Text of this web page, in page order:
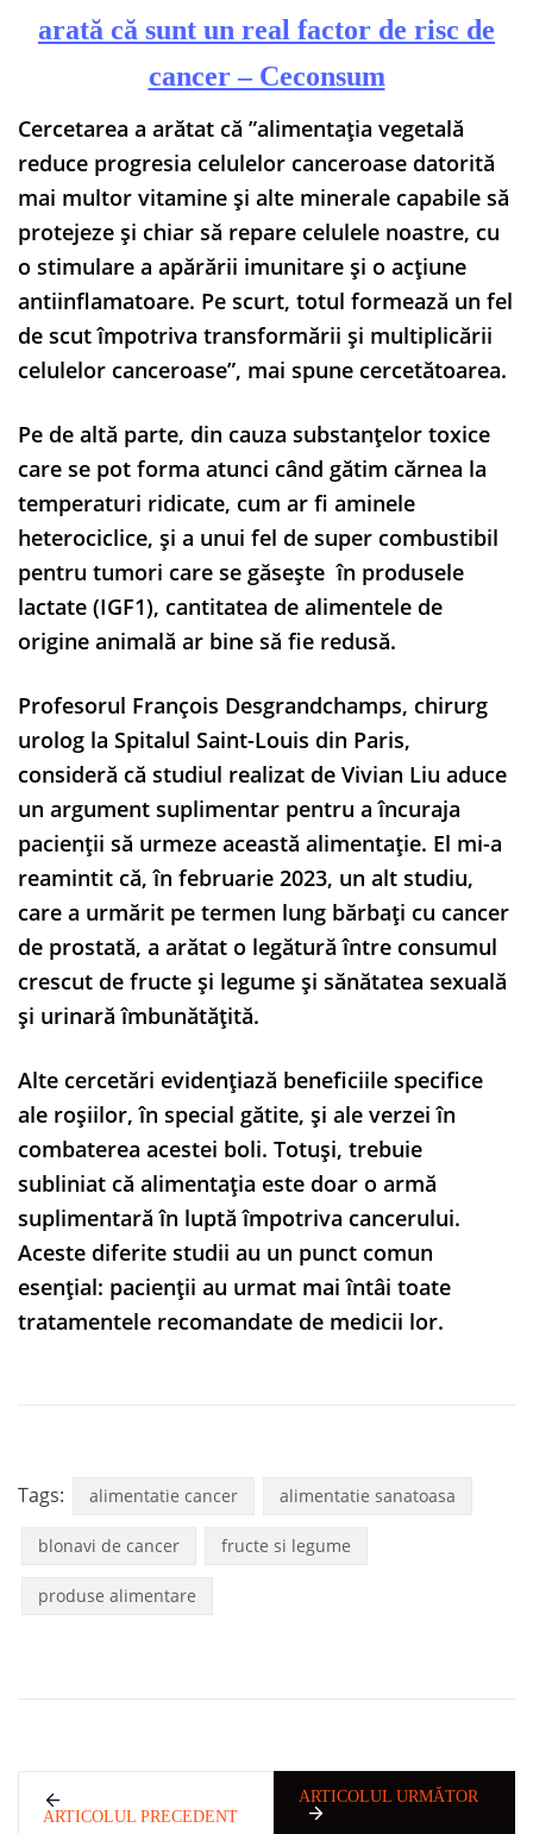
arată că sunt un real factor de risc de
cancer – Ceconsum
Cercetarea a arătat că ”alimentația vegetală
reduce progresia celulelor canceroase datorită
mai multor vitamine și alte minerale capabile să
protejeze și chiar să repare celulele noastre, cu
o stimulare a apărării imunitare și o acțiune
antiinflamatoare. Pe scurt, totul formează un fel
de scut împotriva transformării și multiplicării
celulelor canceroase”, mai spune cercetătoarea.
Pe de altă parte, din cauza substanțelor toxice
care se pot forma atunci când gătim cărnea la
temperaturi ridicate, cum ar fi aminele
heterociclice, și a unui fel de super combustibil
pentru tumori care se găsește în produsele
lactate (IGF1), cantitatea de alimentele de
origine animală ar bine să fie redusă.
Profesorul François Desgrandchamps, chirurg
urolog la Spitalul Saint-Louis din Paris,
consideră că studiul realizat de Vivian Liu aduce
un argument suplimentar pentru a încuraja
pacienții să urmeze această alimentație. El mi-a
reamintit că, în februarie 2023, un alt studiu,
care a urmărit pe termen lung bărbați cu cancer
de prostată, a arătat o legătură între consumul
crescut de fructe și legume și sănătatea sexuală
și urinară îmbunătățită.
Alte cercetări evidențiază beneficiile specifice
ale roșiilor, în special gătite, și ale verzei în
combaterea acestei boli. Totuși, trebuie
subliniat că alimentația este doar o armă
suplimentară în luptă împotriva cancerului.
Aceste diferite studii au un punct comun
esențial: pacienții au urmat mai întâi toate
tratamentele recomandate de medicii lor.
Tags: alimentatie cancer alimentatie sanatoasa
blonavi de cancer fructe si legume
produse alimentare
ARTICOLUL PRECEDENT
ARTICOLUL URMĂTOR